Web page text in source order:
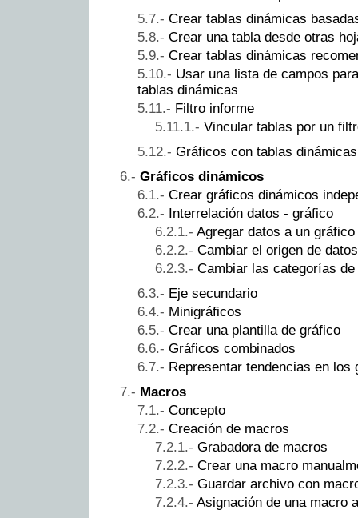
Crear tablas dinámicas
Crear una tabla desde otras
Crear tablas dinámicas
Usar una lista de campos
tablas dinámicas
Filtro informe
Vincular tablas por un
Gráficos con tablas dinámicas
Gráficos dinámicos
Crear gráficos dinámicos
Interrelación datos - gráfico
Agregar datos a un gráfico
Cambiar el origen de
Cambiar las categorías de
Eje secundario
Minigráficos
Crear una plantilla de gráfico
Gráficos combinados
Representar tendencias en los
Macros
Concepto
Creación de macros
Grabadora de macros
Crear una macro
Guardar archivo con
Asignación de una macro